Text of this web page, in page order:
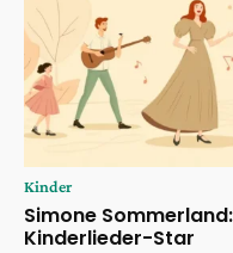
Kinder
Simone
Kinderlieder-Star